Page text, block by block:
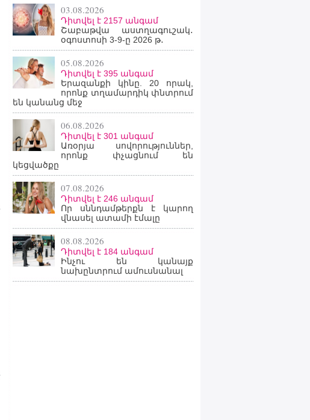
03.08.2026
Դիտվել է 2157 անգամ
Շաբաթվա աստղագուշակ․
օգոստոսի 3-9-ը 2026 թ․
05.08.2026
Դիտվել է 395 անգամ
Երազանքի կինը. 20 որակ,
որոնք տղամարդիկ փնտրում
են կանանց մեջ
06.08.2026
Դիտվել է 301 անգամ
Առօրյա սովորություններ,
որոնք փչացնում են
կեցվածքը
07.08.2026
Դիտվել է 246 անգամ
Որ սննդամթերքն է կարող
վնասել ատամի էմալը
08.08.2026
Դիտվել է 184 անգամ
Ինչու են կանայք
նախընտրում ամուսնանալ